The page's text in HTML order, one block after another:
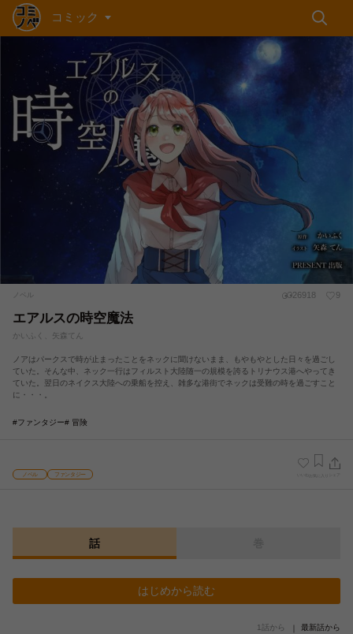
コミック
ノベル 26918 9
エアルスの時空魔法
かいふく、矢森てん
ノアはパークスで時が止まったことをネックに聞けないまま、もやもやとした日々を過ごし
ていた。そんな中、ネック一行はフィルスト大陸随一の規模を誇るトリナウス港へやってき
ていた。翌日のネイクス大陸への乗船を控え、雑多な港街でネックは受難の時を過ごすこと
に・・・。
#ファンタジー# 冒険
ノベル ファンタジー
話
はじめから読む
1話から 最新話から